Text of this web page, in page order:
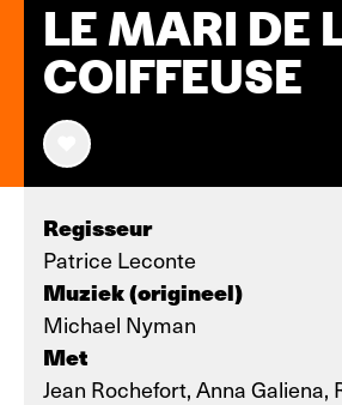
LE MARI DE
COIFFEUSE
Regisseur
Patrice Leconte
Muziek (origineel)
Michael Nyman
Met
Jean Rochefort, Anna Galiena,